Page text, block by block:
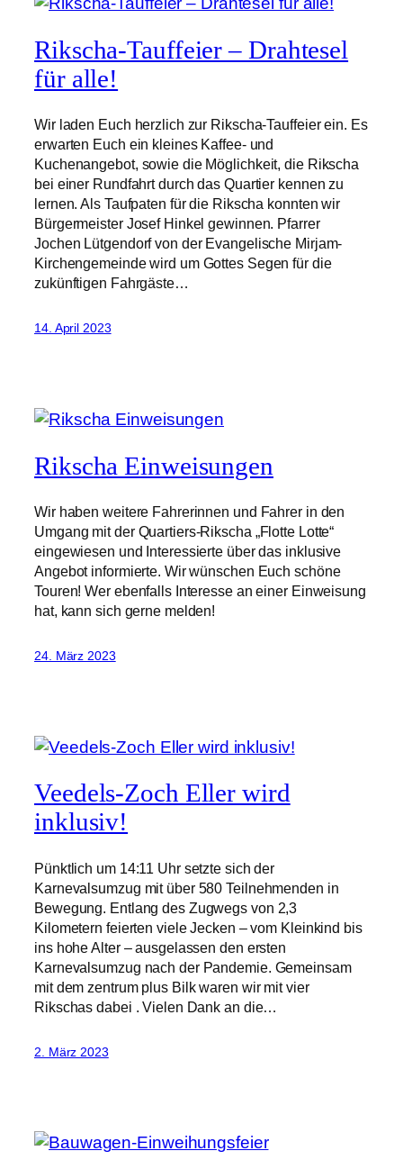
Rikscha-Tauffeier – Drahtesel
für alle!
Wir laden Euch herzlich zur Rikscha-Tauffeier ein. Es
erwarten Euch ein kleines Kaffee- und
Kuchenangebot, sowie die Möglichkeit, die Rikscha
bei einer Rundfahrt durch das Quartier kennen zu
lernen. Als Taufpaten für die Rikscha konnten wir
Bürgermeister Josef Hinkel gewinnen. Pfarrer
Jochen Lütgendorf von der Evangelische Mirjam-
Kirchengemeinde wird um Gottes Segen für die
zukünftigen Fahrgäste…
14. April 2023
Rikscha Einweisungen
Wir haben weitere Fahrerinnen und Fahrer in den
Umgang mit der Quartiers-Rikscha „Flotte Lotte“
eingewiesen und Interessierte über das inklusive
Angebot informierte. Wir wünschen Euch schöne
Touren! Wer ebenfalls Interesse an einer Einweisung
hat, kann sich gerne melden!
24. März 2023
Veedels-Zoch Eller wird
inklusiv!
Pünktlich um 14:11 Uhr setzte sich der
Karnevalsumzug mit über 580 Teilnehmenden in
Bewegung. Entlang des Zugwegs von 2,3
Kilometern feierten viele Jecken – vom Kleinkind bis
ins hohe Alter – ausgelassen den ersten
Karnevalsumzug nach der Pandemie. Gemeinsam
mit dem zentrum plus Bilk waren wir mit vier
Rikschas dabei . Vielen Dank an die…
2. März 2023